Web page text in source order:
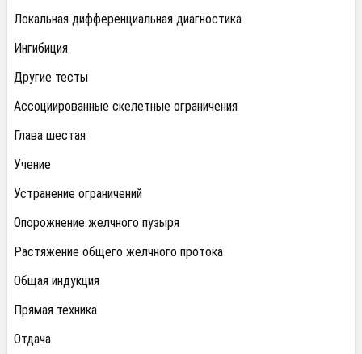
Локальная дифференциальная диагностика
Ингибиция
Другие тесты
Ассоциированные скелетные ограничения
Глава шестая
Учение
Устранение ограничений
Опорожнение желчного пузыря
Растяжение общего желчного протока
Общая индукция
Прямая техника
Отдача